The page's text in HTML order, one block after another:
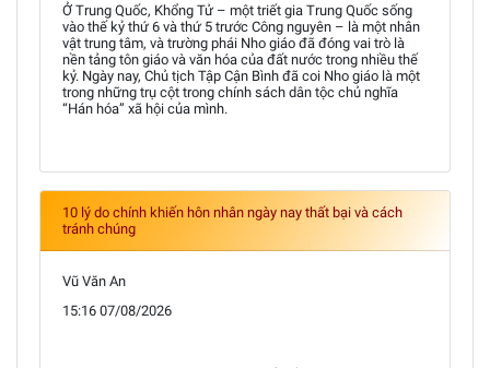
Ở Trung Quốc, Khổng Tử – một triết gia Trung Quốc sống
vào thế kỷ thứ 6 và thứ 5 trước Công nguyên – là một nhân
vật trung tâm, và trường phái Nho giáo đã đóng vai trò là
nền tảng tôn giáo và văn hóa của đất nước trong nhiều thế
kỷ. Ngày nay, Chủ tịch Tập Cận Bình đã coi Nho giáo là một
trong những trụ cột trong chính sách dân tộc chủ nghĩa
“Hán hóa” xã hội của mình.
10 lý do chính khiến hôn nhân ngày nay thất bại và cách
tránh chúng
Vũ Văn An
15:16 07/08/2026